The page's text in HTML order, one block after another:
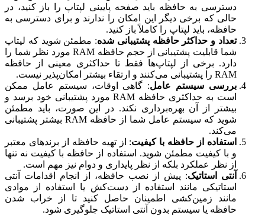
دسترسی به حافظه باید صفحه پایینی لپتاپ را باز کنید، در
حالی که برخی دیگر این امکان را ندارند و برای دسترسی به
حافظه، باید لپتاپ را کاملاً باز کنید.
تعداد و حداکثر حافظه پشتیبانی شده: مطمئن شوید که لپتاپ
شما قابلیت پشتیبانی از حجم حافظه RAM مورد نظر شما را
دارد. برخی از لپتاپ‌ها فقط تا حداکثری معینی از حافظه
RAM را پشتیبانی می‌کنند و ارتقاء بیشتر امکان‌پذیر نیست.
بررسی سیستم عامل: گاهی اوقات، سیستم عامل ممکن
است به حداکثری حافظه RAM مورد پشتیبانی خود برسد و
بیشتر از آن بهره‌برداری نکند. در این صورت، باید مطمئن
شوید که سیستم عامل شما از حافظه RAM بیشتر پشتیبانی
می‌کند.
استفاده از حافظه با کیفیت: از تهیه حافظه از برندهای معتبر
و با کیفیت مطمئن شوید. استفاده از حافظه با کیفیت نه تنها
از نظر عملکرد بلکه از نظر پایداری و دوام نیز مهم است.
آنتی استاتیک: پیش از نصب حافظه، از انجام اقدامات آنتی
استاتیکی مانند استفاده از دست‌کش یا استفاده از موادی
مانند زمین‌کشی اطمینان حاصل کنید تا از خراب شدن
حافظه یا سیستم بدون آنتی استاتیک جلوگیری شود.